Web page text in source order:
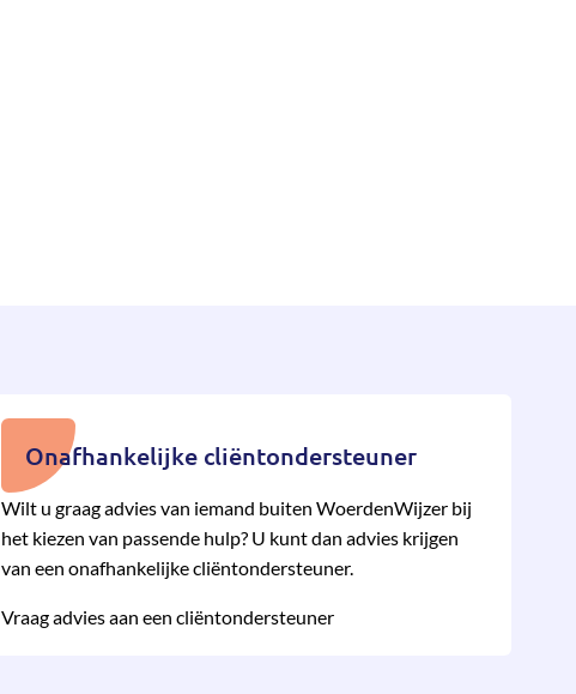
Onafhankelijke cliëntondersteuner
Wilt u graag advies van iemand buiten WoerdenWijzer bij
het kiezen van pas­sende hulp? U kunt dan advies krijgen
van een onafhan­kelijke cliënt­onder­steuner.
Vraag advies aan een cliëntondersteuner